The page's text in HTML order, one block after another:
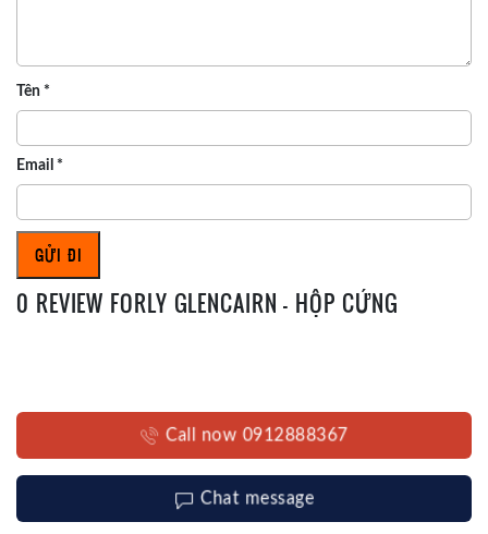
Tên *
Email *
0 REVIEW FORLY GLENCAIRN – HỘP CỨNG
Call now 0912888367
Chat message